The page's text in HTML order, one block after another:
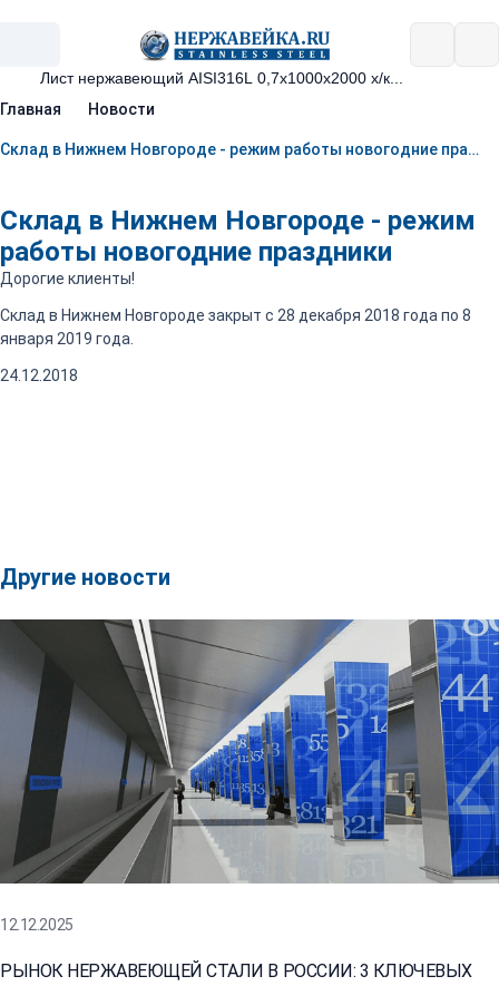
Главная Новости
Склад в Нижнем Новгороде - режим работы новогодние праздники
Склад в Нижнем Новгороде - режим
работы новогодние праздники
Дорогие клиенты!
Склад в Нижнем Новгороде закрыт с 28 декабря 2018 года по 8
января 2019 года.
24.12.2018
Другие новости
12.12.2025
РЫНОК НЕРЖАВЕЮЩЕЙ СТАЛИ В РОССИИ: 3 КЛЮЧЕВЫХ